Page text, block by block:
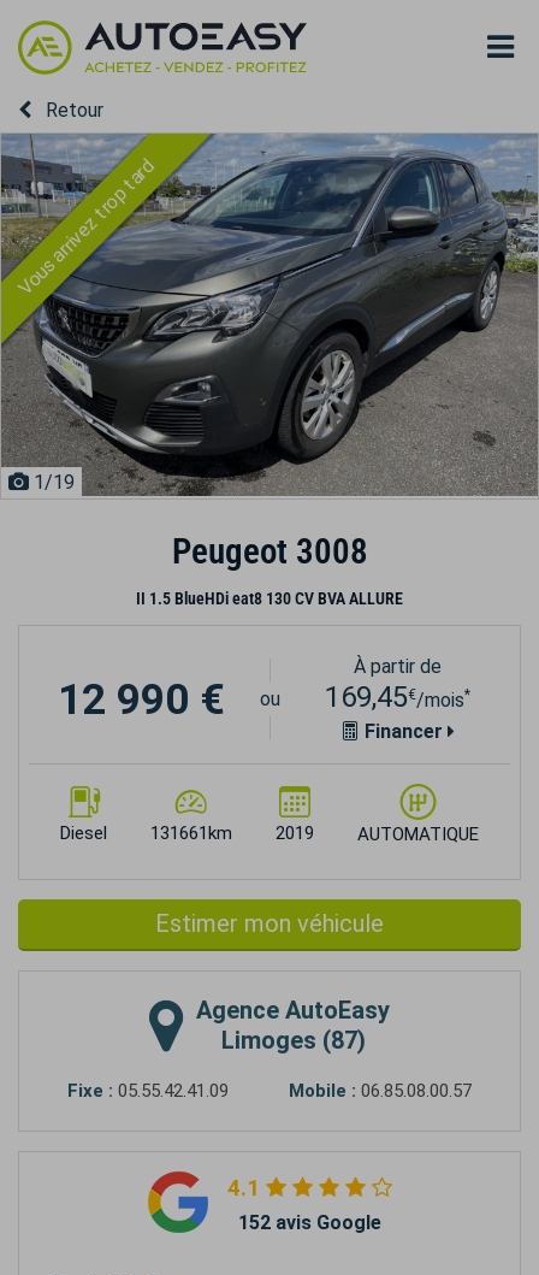
Retour
Vous arrivez trop tard
1/19
Peugeot 3008
II 1.5 BlueHDi eat8 130 CV BVA ALLURE
Diesel 131661km 2019 AUTOMATIQUE
12 990 € ou
À partir de
169,45€/mois*
Financer
Estimer mon véhicule
Agence AutoEasy
Limoges (87)
Fixe : 05.55.42.41.09 Mobile : 06.85.08.00.57
4.1
152 avis Google